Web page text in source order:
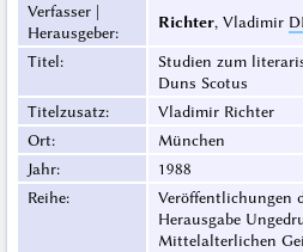
Verfasser |
Herausgeber:
Richter, Vladimir
Titel:
Studien zum
Duns Scotus
Titelzusatz:
Vladimir Richter
Ort:
München
Jahr:
1988
Reihe:
Veröffentlichungen
Herausgabe
Mittelalterlichen